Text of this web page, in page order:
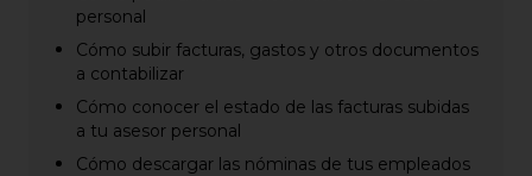
personal
Cómo subir facturas, gastos y otros documentos
a contabilizar
Cómo conocer el estado de las facturas subidas
a tu asesor personal
Cómo descargar las nóminas de tus empleados